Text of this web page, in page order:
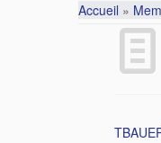
Accueil »